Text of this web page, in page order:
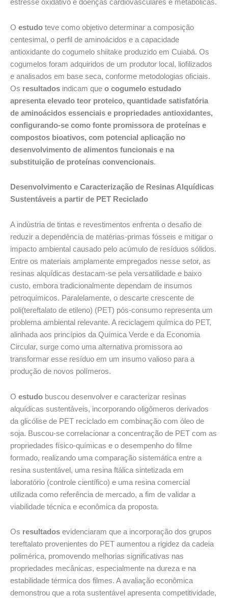
estresse oxidativo e doenças cardiovasculares e metabólicas.
O estudo teve como objetivo determinar a composição
centesimal, o perfil de aminoácidos e a capacidade
antioxidante do cogumelo shiitake produzido em Cuiabá. Os
cogumelos foram adquiridos de um produtor local, liofilizados
e analisados em base seca, conforme metodologias oficiais.
Os resultados indicam que o cogumelo estudado
apresenta elevado teor proteico, quantidade satisfatória
de aminoácidos essenciais e propriedades antioxidantes,
configurando-se como fonte promissora de proteínas e
compostos bioativos, com potencial aplicação no
desenvolvimento de alimentos funcionais e na
substituição de proteínas convencionais.
Desenvolvimento e Caracterização de Resinas Alquídicas
Sustentáveis a partir de PET Reciclado
A indústria de tintas e revestimentos enfrenta o desafio de
reduzir a dependência de matérias-primas fósseis e mitigar o
impacto ambiental causado pelo acúmulo de resíduos sólidos.
Entre os materiais amplamente empregados nesse setor, as
resinas alquídicas destacam-se pela versatilidade e baixo
custo, embora tradicionalmente dependam de insumos
petroquímicos. Paralelamente, o descarte crescente de
poli(tereftalato de etileno) (PET) pós-consumo representa um
problema ambiental relevante. A reciclagem química do PET,
alinhada aos princípios da Química Verde e da Economia
Circular, surge como uma alternativa promissora ao
transformar esse resíduo em um insumo valioso para a
produção de novos polímeros.
O estudo buscou desenvolver e caracterizar resinas
alquídicas sustentáveis, incorporando oligômeros derivados
da glicólise de PET reciclado em combinação com óleo de
soja. Buscou-se correlacionar a concentração de PET com as
propriedades físico-químicas e o desempenho do filme
formado, realizando uma comparação sistemática entre a
resina sustentável, uma resina ftálica sintetizada em
laboratório (controle científico) e uma resina comercial
utilizada como referência de mercado, a fim de validar a
viabilidade técnica e econômica da proposta.
Os resultados evidenciaram que a incorporação dos grupos
tereftalato provenientes do PET aumentou a rigidez da cadeia
polimérica, promovendo melhorias significativas nas
propriedades mecânicas, especialmente na dureza e na
estabilidade térmica dos filmes. A avaliação econômica
demonstrou que a rota sustentável apresenta competitividade,